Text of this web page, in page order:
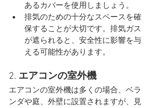
あるカバーを使用しましょう。
排気のための十分なスペースを確
保することが大切です。排気ガス
が遮られると、安全性に影響を与
える可能性があります。
2. エアコンの室外機
エアコンの室外機は多くの場合、ベラ
ンダや庭、外壁に設置されますが、見